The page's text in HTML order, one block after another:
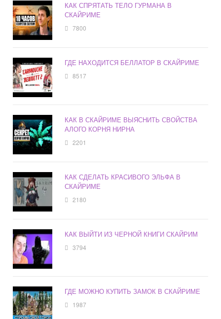
КАК СПРЯТАТЬ ТЕЛО ГУРМАНА В
СКАЙРИМЕ
7800
ГДЕ НАХОДИТСЯ БЕЛЛАТОР В СКАЙРИМЕ
8517
КАК В СКАЙРИМЕ ВЫЯСНИТЬ СВОЙСТВА
АЛОГО КОРНЯ НИРНА
2201
КАК СДЕЛАТЬ КРАСИВОГО ЭЛЬФА В
СКАЙРИМЕ
2180
КАК ВЫЙТИ ИЗ ЧЕРНОЙ КНИГИ СКАЙРИМ
3794
ГДЕ МОЖНО КУПИТЬ ЗАМОК В СКАЙРИМЕ
1987